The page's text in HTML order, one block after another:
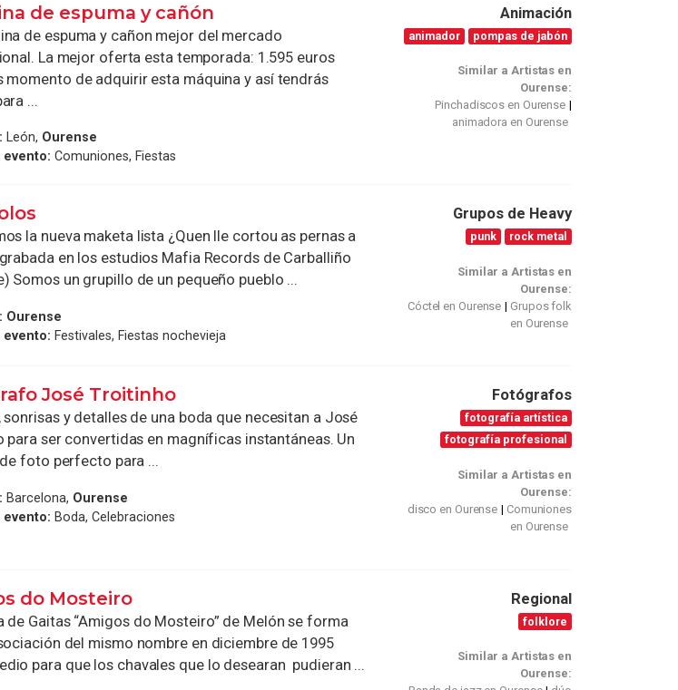
de espuma y cañón
de espuma y cañon mejor del mercado
La mejor oferta esta temporada: 1.595 euros
momento de adquirir esta máquina y así tendrás
...
León, Ourense
evento: Comuniones, Fiestas
Animación
animador pompas de jabón
Similar a Artistas en
Ourense:
Pinchadiscos en Ourense
animadora en Ourense
la nueva maketa lista ¿Quen lle cortou as pernas a
en los estudios Mafia Records de Carballiño
Somos un grupillo de un pequeño pueblo ...
Ourense
evento: Festivales, Fiestas nochevieja
Grupos de Heavy
punk rock metal
Similar a Artistas en
Ourense:
Cóctel en Ourense
Grupos folk
en Ourense
José Troitinho
sonrisas y detalles de una boda que necesitan a José
para ser convertidas en magníficas instantáneas. Un
foto perfecto para ...
Barcelona, Ourense
evento: Boda, Celebraciones
Fotógrafos
fotografía artística
fotografía profesional
Similar a Artistas en
Ourense:
disco en Ourense
Comuniones
en Ourense
do Mosteiro
de Gaitas “Amigos do Mosteiro” de Melón se forma
del mismo nombre en diciembre de 1995
para que los chavales que lo desearan pudieran ...
Regional
folklore
Similar a Artistas en
Ourense: